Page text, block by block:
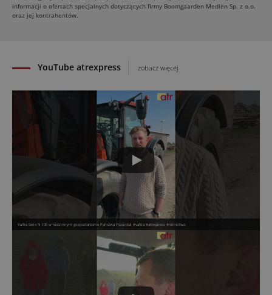
Kukurydza w Polsce: aktualny stan plantacji
30.07.2026
YouTube atrexpress zobacz więcej
Valtra Serie N 135 w rodzinnym gospodarstwie Państwa Pszonka! #valtra #atrexpress #rolnictwo
informacji o ofertach specjalnych dotyczących firmy Boomgaarden Medien Sp. z o.o.
oraz jej kontrahentów.